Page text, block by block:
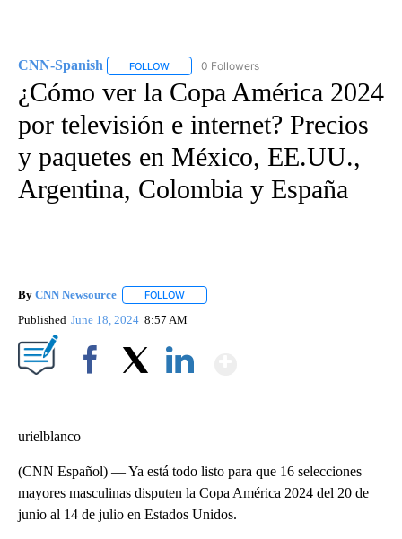
CNN-Spanish FOLLOW FOLLOW "CNN-SPANISH" TO RECEIVE
0 Followers
¿Cómo ver la Copa América 2024
por televisión e internet? Precios
y paquetes en México, EE.UU.,
Argentina, Colombia y España
By CNN Newsource FOLLOW
Published June 18, 2024 8:57 AM
urielblanco
(CNN Español) — Ya está todo listo para que 16 selecciones
mayores masculinas disputen la Copa América 2024 del 20 de
junio al 14 de julio en Estados Unidos.